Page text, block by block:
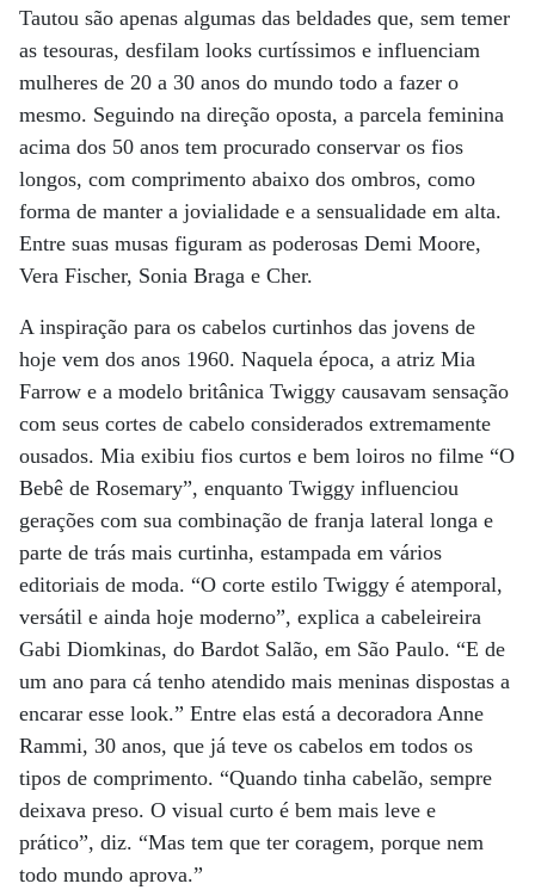
Tautou são apenas algumas das beldades que, sem temer
as tesouras, desfilam looks curtíssimos e influenciam
mulheres de 20 a 30 anos do mundo todo a fazer o
mesmo. Seguindo na direção oposta, a parcela feminina
acima dos 50 anos tem procurado conservar os fios
longos, com comprimento abaixo dos ombros, como
forma de manter a jovialidade e a sensua­lidade em alta.
Entre suas musas figuram as poderosas Demi Moore,
Vera Fischer, Sonia Braga e Cher.
A inspiração para os cabelos curtinhos das jovens de
hoje vem dos anos 1960. Naquela época, a atriz Mia
Farrow e a modelo britânica Twiggy causavam sensação
com seus cortes de cabelo considerados extremamente
ousados. Mia exibiu fios curtos e bem loiros no filme “O
Bebê de Rosemary”, enquanto Twiggy influenciou
gerações com sua combinação de franja lateral longa e
parte de trás mais curtinha, estampada em vários
editoriais de moda. “O corte estilo Twiggy é atemporal,
versátil e ainda hoje moderno”, explica a cabeleireira
Gabi Diomkinas, do Bardot Salão, em São Paulo. “E de
um ano para cá tenho atendido mais meninas dispostas a
encarar esse look.” Entre elas está a decoradora Anne
Rammi, 30 anos, que já teve os cabelos em todos os
tipos de comprimento. “Quando tinha cabelão, sempre
deixava preso. O visual curto é bem mais leve e
prático”, diz. “Mas tem que ter coragem, porque nem
todo mundo aprova.”